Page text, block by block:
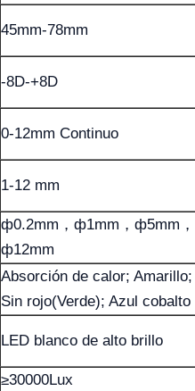
45mm-78mm
-8D-+8D
0-12mm Continuo
1-12 mm
ф0.2mm，ф1mm，ф5mm，
ф12mm
Absorción de calor; Amarillo;
Sin rojo(Verde); Azul cobalto
LED blanco de alto brillo
≥30000Lux